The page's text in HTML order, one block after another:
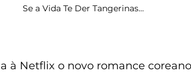
Se a Vida Te Der Tangerinas…
à Netflix o novo romance coreano